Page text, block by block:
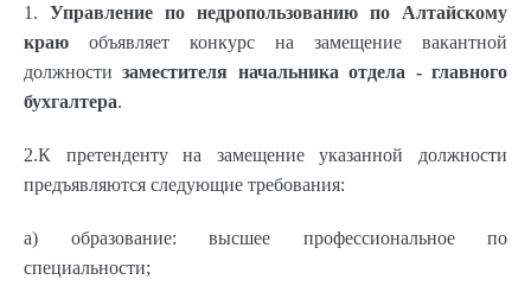
1. Управление по недропользованию по Алтайскому
краю объявляет конкурс на замещение вакантной
должностизаместителя начальника отдела - главного
бухгалтера.
2.К претенденту на замещение указанной должности
предъявляются следующие требования:
а) образование: высшее профессиональное по
специальности;